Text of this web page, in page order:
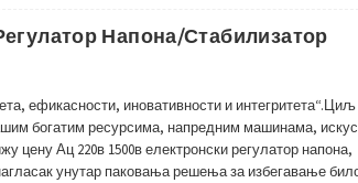
Напона/стабилизатор
ефикасности, иновативности и интегритета“.Циљ
богатим ресурсима, напредним машинама,
цену Ац 220в 1500в електронски регулатор напона,
унутар паковања решења за избегавање